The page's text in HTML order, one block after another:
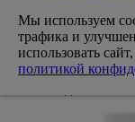
шоколадное
корицей,
1 1491 090
Нет в наличии
Мы используем
трафика и
использовать
политикой